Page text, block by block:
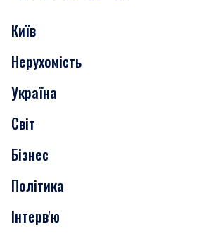
Київ
Події
Скандали
Нерухомість
Транспорт
Нерухомість
Україна
Світ
Бізнес
Політика
Інтерв'ю